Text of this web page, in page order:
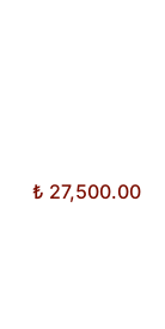
₺ 27,500.00